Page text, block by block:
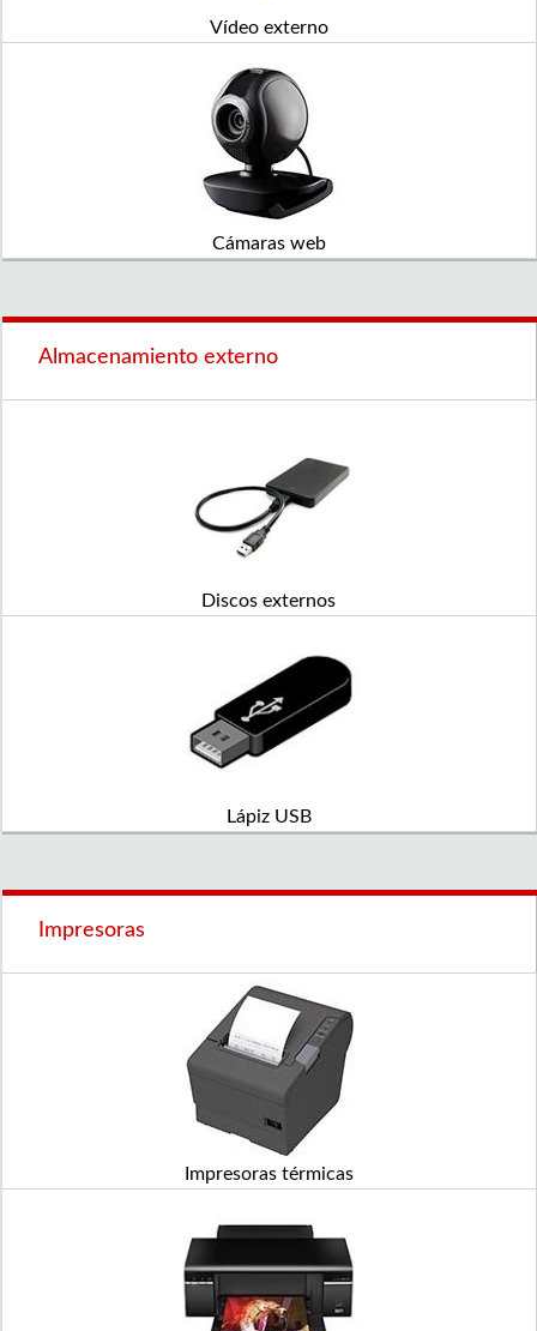
Vídeo externo
Cámaras web
Almacenamiento externo
Discos externos
Lápiz USB
Impresoras
Impresoras térmicas